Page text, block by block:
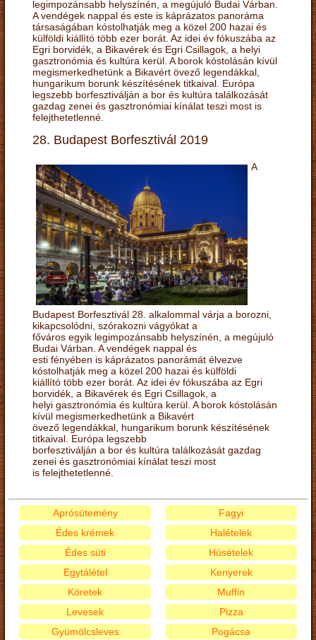
legimpozánsabb helyszínén, a megújuló Budai Várban.
A vendégek nappal és este is káprázatos panoráma
társaságában kóstolhatják meg a közel 200 hazai és
külföldi kiállító több ezer borát. Az idei év fókuszába az
Egri borvidék, a Bikavérek és Egri Csillagok, a helyi
gasztronómia és kultúra kerül. A borok kóstolásán kívül
megismerkedhetünk a Bikavért övező legendákkal,
hungarikum borunk készítésének titkaival. Európa
legszebb borfesztiválján a bor és kultúra találkozását
gazdag zenei és gasztronómiai kínálat teszi most is
felejthetetlenné.
28. Budapest Borfesztivál 2019
A
Budapest Borfesztivál 28. alkalommal várja a borozni,
kikapcsolódni, szórakozni vágyókat a
főváros egyik legimpozánsabb helyszínén, a megújuló
Budai Várban. A vendégek nappal és
esti fényében is káprázatos panorámát élvezve
kóstolhatják meg a közel 200 hazai és külföldi
kiállító több ezer borát. Az idei év fókuszába az Egri
borvidék, a Bikavérek és Egri Csillagok, a
helyi gasztronómia és kultúra kerül. A borok kóstolásán
kívül megismerkedhetünk a Bikavért
övező legendákkal, hungarikum borunk készítésének
titkaival. Európa legszebb
borfesztiválján a bor és kultúra találkozását gazdag
zenei és gasztronómiai kínálat teszi most
is felejthetetlenné.
Aprósütemény
Édes krémek
Édes süti
Egytálétel
Fagyi
Halételek
Húsételek
Kenyerek
Köretek
Levesek
Gyümölcsleves
Muffin
Pizza
Pogácsa